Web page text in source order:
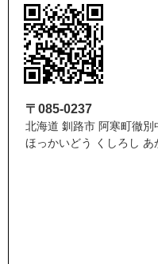
〒085-0237
北海道 釧路市 阿寒町徹別
ほっかいどう くしろし あ